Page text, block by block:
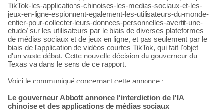
TikTok-les-applications-chinoises-les-medias-sociaux-et-les-
jeux-en-ligne-espionnent-egalement-les-utilisateurs-du-monde-
entier-pour-collecter-leurs-donnees-personnelles-avertit-une-
etude/ sur les utilisateurs par le biais de diverses plateformes
de médias sociaux et de jeux en ligne, et pas seulement par le
biais de l'application de vidéos courtes TikTok, qui fait l'objet
d'un vaste débat. Cette nouvelle décision du gouverneur du
Texas va dans le sens de ce rapport.
Voici le communiqué concernant cette annonce :
Le gouverneur Abbott annonce l'interdiction de l'IA
chinoise et des applications de médias sociaux